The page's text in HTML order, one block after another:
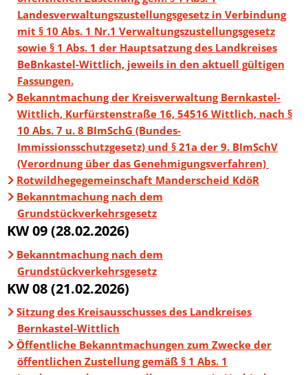
Landesverwaltungszustellungsgesetz in Verbindung
mit § 10 Abs. 1 Nr.1 Verwaltungszustellungsgesetz
sowie § 1 Abs. 1 der Hauptsatzung des Landkreises
BeBnkastel-Wittlich, jeweils in den aktuell gültigen
Fassungen.
Bekanntmachung der Kreisverwaltung Bernkastel-
Wittlich, Kurfürstenstraße 16, 54516 Wittlich, nach §
10 Abs. 7 u. 8 BImSchG (Bundes-
Immissionsschutzgesetz) und § 21a der 9. BImSchV
(Verordnung über das Genehmigungsverfahren)
Rotwildhegegemeinschaft Manderscheid KdöR
Bekanntmachung nach dem
Grundstückverkehrsgesetz
KW 09 (28.02.2026)
Bekanntmachung nach dem
Grundstückverkehrsgesetz
KW 08 (21.02.2026)
Sitzung des Kreisausschusses des Landkreises
Bernkastel-Wittlich
Öffentliche Bekanntmachungen zum Zwecke der
öffentlichen Zustellung gemäß § 1 Abs. 1